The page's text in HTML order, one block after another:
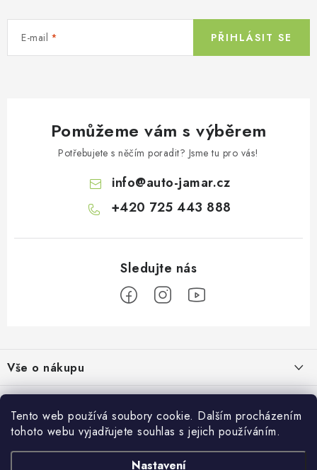
Tento web používá soubory cookie. Dalším procházením
tohoto webu vyjadřujete souhlas s jejich používáním.
Nastavení
E-mail PŘIHLÁSIT SE
Pomůžeme vám s výběrem
Potřebujete s něčím poradit? Jsme tu pro vás!
info@auto-jamar.cz
+420 725 443 888
p
a
Vše o nákupu
Doprava a platba
Vrácení a výměna
Reklamace
O nás
Prodejna